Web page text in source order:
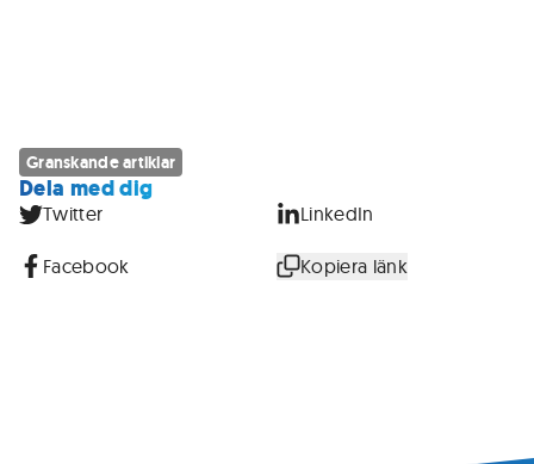
Granskande artiklar
Dela med dig
Twitter LinkedIn
Facebook Kopiera länk